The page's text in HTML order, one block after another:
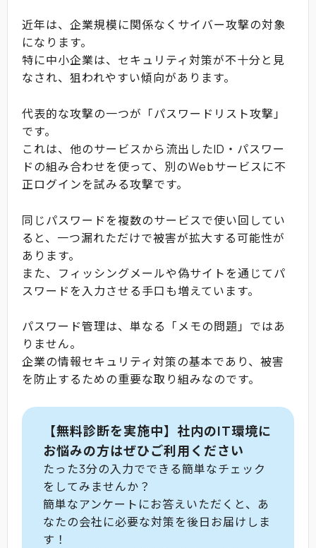
近年は、企業規模に関係なくサイバー攻撃の対象
になります。
特に中小企業は、セキュリティ対策が不十分と見
なされ、狙われやすい傾向があります。
代表的な攻撃の一つが「パスワードリスト攻撃」
です。
これは、他のサービスから流出したID・パスワー
ドの組み合わせを使って、別のWebサービスに不
正ログインを試みる攻撃です。
同じパスワードを複数のサービスで使い回してい
ると、一つ漏れただけで被害が拡大する可能性が
あります。
また、フィッシングメールや偽サイトを通じてパ
スワードを入力させる手口も増えています。
パスワード管理は、単なる「メモの問題」ではあ
りません。
企業の情報セキュリティ対策の基本であり、被害
を防止するための重要な取り組みなのです。
【無料診断を実施中】社内のIT環境に
お悩みの方はぜひご利用ください
たった3分の入力でできる簡単なチェック
をしてみませんか？
簡単なアンケートにお答えいただくと、あ
なたの会社に必要な対策を後日お届けしま
す！